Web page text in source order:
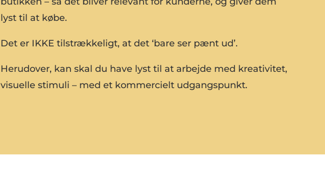
lyst til at købe.
Det er IKKE tilstrækkeligt, at det ‘bare ser pænt ud’.
Herudover, kan skal du have lyst til at arbejde med kreativitet,
visuelle stimuli – med et kommercielt udgangspunkt.